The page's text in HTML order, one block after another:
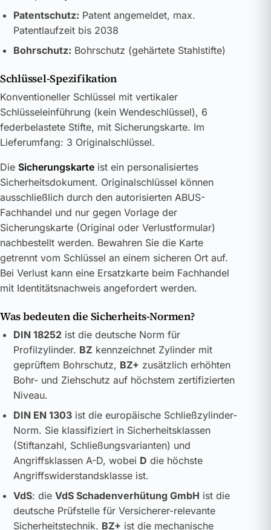
Patentschutz: Patent angemeldet, max.
Patentlaufzeit bis 2038
Bohrschutz: Bohrschutz (gehärtete Stahlstifte)
Schlüssel-Spezifikation
Konventioneller Schlüssel mit vertikaler
Schlüsseleinführung (kein Wendeschlüssel), 6
federbelastete Stifte, mit Sicherungskarte. Im
Lieferumfang: 3 Originalschlüssel.
Die Sicherungskarte ist ein personalisiertes
Sicherheitsdokument. Originalschlüssel können
ausschließlich durch den autorisierten ABUS-
Fachhandel und nur gegen Vorlage der
Sicherungskarte (Original oder Verlustformular)
nachbestellt werden. Bewahren Sie die Karte
getrennt vom Schlüssel an einem sicheren Ort auf.
Bei Verlust kann eine Ersatzkarte beim Fachhandel
mit Identitätsnachweis angefordert werden.
Was bedeuten die Sicherheits-Normen?
DIN 18252ist die deutsche Norm für
Profilzylinder. BZ kennzeichnet Zylinder mit
geprüftem Bohrschutz, BZ+ zusätzlich erhöhten
Bohr- und Ziehschutz auf höchstem zertifizierten
Niveau.
DIN EN 1303ist die europäische Schließzylinder-
Norm. Sie klassifiziert in Sicherheitsklassen
(Stiftanzahl, Schließungsvarianten) und
Angriffsklassen A-D, wobei D die höchste
Angriffswiderstandsklasse ist.
VdS: die VdS Schadenverhütung GmbH ist die
deutsche Prüfstelle für Versicherer-relevante
Sicherheitstechnik. BZ+ ist die mechanische